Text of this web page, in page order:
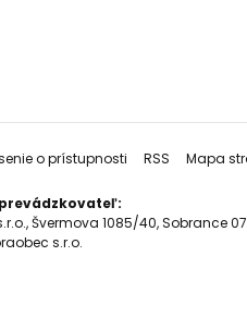
o prístupnosti RSS Mapa
Švermova 1085/40, Sobrance
s.r.o.